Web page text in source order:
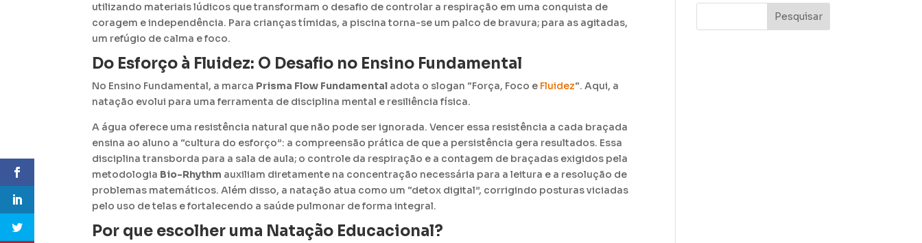
utilizando materiais lúdicos que transformam o desafio de controlar a respiração em uma conquista de
coragem e independência. Para crianças tímidas, a piscina torna-se um palco de bravura; para as agitadas,
um refúgio de calma e foco.
Do Esforço à Fluidez: O Desafio no Ensino Fundamental
No Ensino Fundamental, a marca Prisma Flow Fundamental adota o slogan “Força, Foco e Fluidez“. Aqui, a
natação evolui para uma ferramenta de disciplina mental e resiliência física.
A água oferece uma resistência natural que não pode ser ignorada.Vencer essa resistência a cada braçada
ensina ao aluno a “cultura do esforço”: a compreensão prática de que a persistência gera resultados. Essa
disciplina transborda para a sala de aula; o controle da respiração e a contagem de braçadas exigidos pela
metodologia Bio-Rhythm auxiliam diretamente na concentração necessária para a leitura e a resolução de
problemas matemáticos. Além disso, a natação atua como um “detox digital”, corrigindo posturas viciadas
pelo uso de telas e fortalecendo a saúde pulmonar de forma integral.
Por que escolher uma Natação Educacional?